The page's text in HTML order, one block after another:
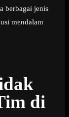
berbagai jenis
mendalam
di